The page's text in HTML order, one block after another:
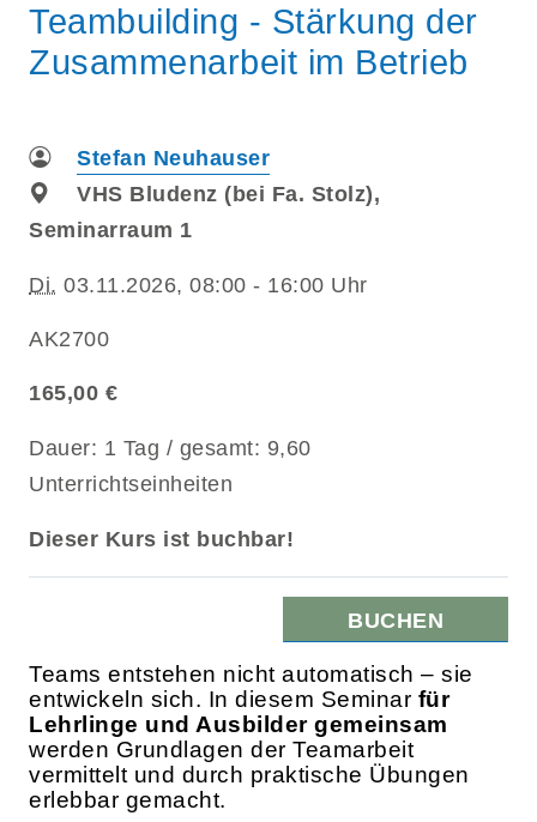
Teambuilding - Stärkung der
Zusammenarbeit im Betrieb
Stefan Neuhauser
VHS Bludenz (bei Fa. Stolz),
Seminarraum 1
Di. 03.11.2026, 08:00 - 16:00 Uhr
AK2700
165,00 €
Dauer: 1 Tag / gesamt: 9,60
Unterrichtseinheiten
Dieser Kurs ist buchbar!
BUCHEN
Teams entstehen nicht automatisch – sie
entwickeln sich. In diesem Seminar für
Lehrlinge und Ausbilder gemeinsam
werden Grundlagen der Teamarbeit
vermittelt und durch praktische Übungen
erlebbar gemacht.